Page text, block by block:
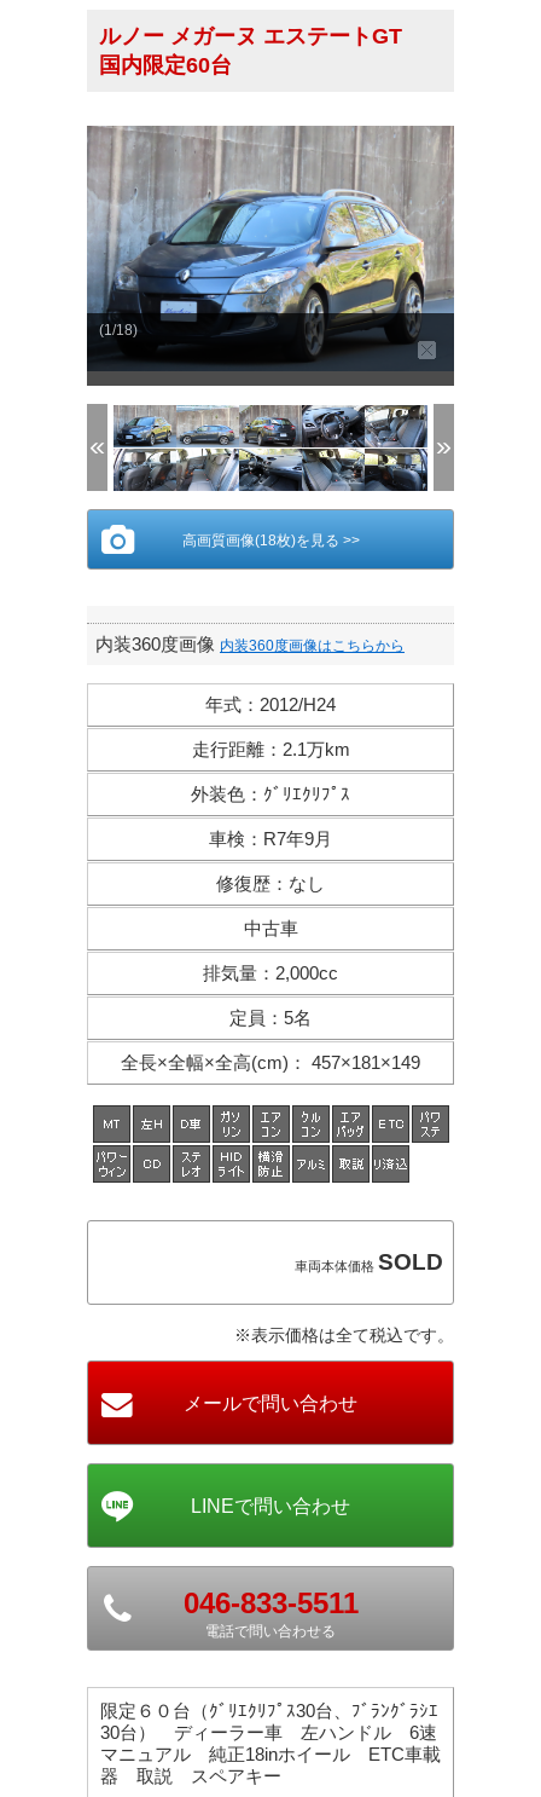
ルノー メガーヌ エステートGT
国内限定60台
(1/18)
高画質画像(18枚)を見る >>
内装360度画像 内装360度画像はこちらから
年式 ： 2012/H24
走行距離： 2.1万km
外装色 ： ｸﾞﾘｴｸﾘﾌﾟｽ
車検 ： R7年9月
修復歴 ： なし
中古車
排気量 ： 2,000cc
定員 ： 5名
全長×全幅×全高(cm) ： 457×181×149
車両本体価格 SOLD
※表示価格は全て税込です。
046-833-5511
電話で問い合わせる
限定６０台（ｸﾞﾘｴｸﾘﾌﾟｽ30台、ﾌﾞﾗﾝｸﾞﾗｼｴ
30台） ディーラー車 左ハンドル 6速
マニュアル 純正18inホイール ETC車載
器 取説 スペアキー